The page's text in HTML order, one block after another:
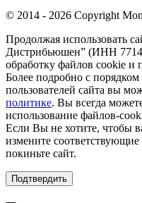
© 2014 - 2026 Copyright
Продолжая использовать
Дистрибьюшен” (ИНН
обработку файлов cookie и
Более подробно с
пользователей сайта вы
политике. Вы всегда
использование файлов-
Если Вы не хотите, чтобы
измените соответствующие
покиньте сайт.
Подтвердить